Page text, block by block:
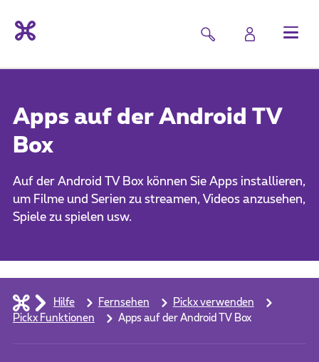
Apps auf der Android TV
Box
Auf der Android TV Box können Sie Apps installieren,
um Filme und Serien zu streamen, Videos anzusehen,
Spiele zu spielen usw.
Hilfe Fernsehen
Pickx verwenden
Pickx Funktionen
Apps auf der Android TV Box